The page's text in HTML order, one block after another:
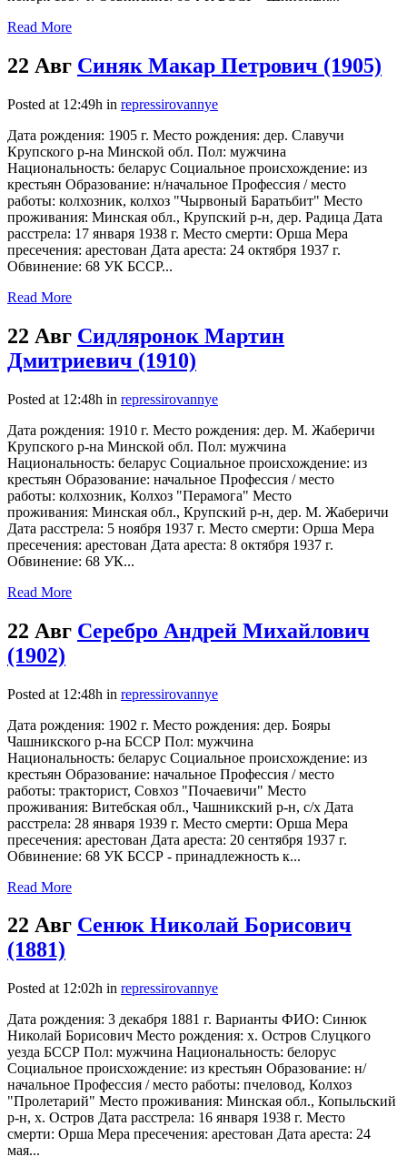
Read More
22 Авг Синяк Макар Петрович (1905)
Posted at 12:49h in repressirovannye
Дата рождения: 1905 г. Место рождения: дер. Славучи
Крупского р-на Минской обл. Пол: мужчина
Национальность: беларус Социальное происхождение: из
крестьян Образование: н/начальное Профессия / место
работы: колхозник, колхоз "Чырвоный Баратьбит" Место
проживания: Минская обл., Крупский р-н, дер. Радица Дата
расстрела: 17 января 1938 г. Место смерти: Орша Мера
пресечения: арестован Дата ареста: 24 октября 1937 г.
Обвинение: 68 УК БССР...
Read More
22 Авг Сидляронок Мартин
Дмитриевич (1910)
Posted at 12:48h in repressirovannye
Дата рождения: 1910 г. Место рождения: дер. М. Жаберичи
Крупского р-на Минской обл. Пол: мужчина
Национальность: беларус Социальное происхождение: из
крестьян Образование: начальное Профессия / место
работы: колхозник, Колхоз "Перамога" Место
проживания: Минская обл., Крупский р-н, дер. М. Жаберичи
Дата расстрела: 5 ноября 1937 г. Место смерти: Орша Мера
пресечения: арестован Дата ареста: 8 октября 1937 г.
Обвинение: 68 УК...
Read More
22 Авг Серебро Андрей Михайлович
(1902)
Posted at 12:48h in repressirovannye
Дата рождения: 1902 г. Место рождения: дер. Бояры
Чашникского р-на БССР Пол: мужчина
Национальность: беларус Социальное происхождение: из
крестьян Образование: начальное Профессия / место
работы: тракторист, Совхоз "Почаевичи" Место
проживания: Витебская обл., Чашникский р-н, с/х Дата
расстрела: 28 января 1939 г. Место смерти: Орша Мера
пресечения: арестован Дата ареста: 20 сентября 1937 г.
Обвинение: 68 УК БССР - принадлежность к...
Read More
22 Авг Сенюк Николай Борисович
(1881)
Posted at 12:02h in repressirovannye
Дата рождения: 3 декабря 1881 г. Варианты ФИО: Синюк
Николай Борисович Место рождения: х. Остров Слуцкого
уезда БССР Пол: мужчина Национальность: белорус
Социальное происхождение: из крестьян Образование: н/
начальное Профессия / место работы: пчеловод, Колхоз
"Пролетарий" Место проживания: Минская обл., Копыльский
р-н, х. Остров Дата расстрела: 16 января 1938 г. Место
смерти: Орша Мера пресечения: арестован Дата ареста: 24
мая...